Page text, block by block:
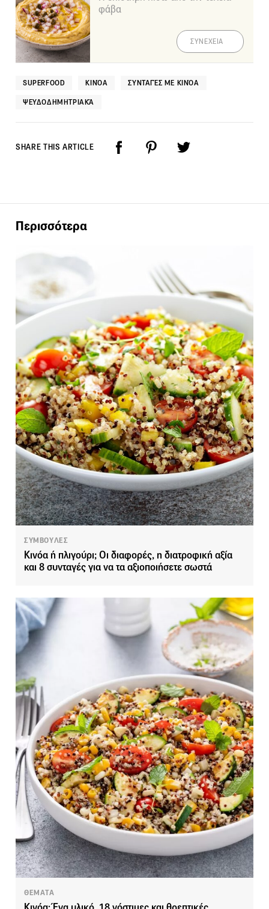
φάβα
ΣΥΝΕΧΕΙΑ
SUPERFOOD ΚΙΝΌΑ ΣΥΝΤΑΓΈΣ ΜΕ ΚΙΝΌΑ
ΨΕΥΔΟΔΗΜΗΤΡΙΑΚΆ
SHARE THIS ARTICLE
Περισσότερα
ΣΥΜΒΟΥΛΕΣ
Κινόα ή πλιγούρι; Οι διαφορές, η διατροφική αξία
και 8 συνταγές για να τα αξιοποιήσετε σωστά
ΘΕΜΑΤΑ